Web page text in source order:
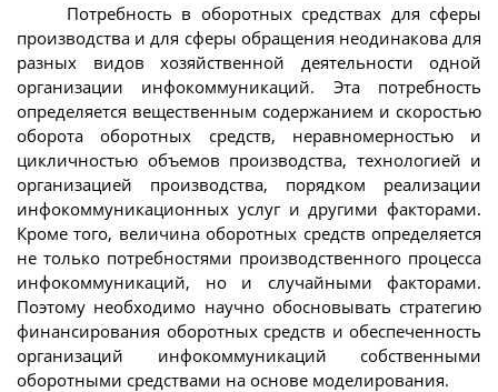
Потребность в оборотных средствах для сферы
производства и для сферы обращения неодинакова для
разных видов хозяйственной деятельности одной
организации инфокоммуникаций. Эта потребность
определяется вещественным содержанием и скоростью
оборота оборотных средств, неравномерностью и
цикличностью объемов производства, технологией и
организацией производства, порядком реализации
инфокоммуникационных услуг и другими факторами.
Кроме того, величина оборотных средств определяется
не только потребностями производственного процесса
инфокоммуникаций, но и случайными факторами.
Поэтому необходимо научно обосновывать стратегию
финансирования оборотных средств и обеспеченность
организаций инфокоммуникаций собственными
оборотными средствами на основе моделирования.